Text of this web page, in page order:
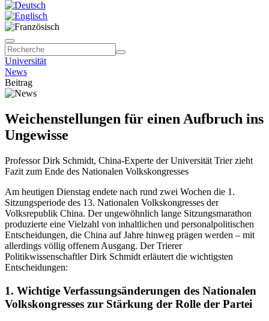
Universität
News
Beitrag
Weichenstellungen für einen Aufbruch ins
Ungewisse
Professor Dirk Schmidt, China-Experte der Universität Trier zieht
Fazit zum Ende des Nationalen Volkskongresses
Am heutigen Dienstag endete nach rund zwei Wochen die 1.
Sitzungsperiode des 13. Nationalen Volkskongresses der
Volksrepublik China. Der ungewöhnlich lange Sitzungsmarathon
produzierte eine Vielzahl von inhaltlichen und personalpolitischen
Entscheidungen, die China auf Jahre hinweg prägen werden – mit
allerdings völlig offenem Ausgang. Der Trierer
Politikwissenschaftler Dirk Schmidt erläutert die wichtigsten
Entscheidungen:
1. Wichtige Verfassungsänderungen des Nationalen
Volkskongresses zur Stärkung der Rolle der Partei